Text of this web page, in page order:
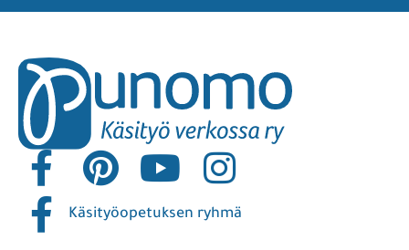
Käsityöopetuksen ryhmä